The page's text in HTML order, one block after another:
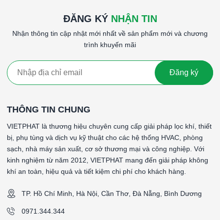
Đồng hồ đo áp suất kỹ thuật số. Có thể lựa
psig, 210.9 kg/cm², 206.9 bar, 6108″ Hg, 6921 ft
Đồng hồ đo áp suất kỹ thuật số. Có thể lựa
Từ khóa: SERIES DPG-200, SERIES DPG-200, SERIES
DPG-200, SERIES DPG-200, SERIES DPG-200, SERIES
DPG-200, SERIES DPG-200, SERIES DPG-200, SERIES
DPG-200, SERIES DPG-200, SERIES DPG-200, SERIES
DPG-200
THÔNG SỐ KỸ THUẬT:
ĐĂNG KÝ NHẬN TIN
Nhận thông tin cập nhật mới nhất về sản phẩm mới và chương
trình khuyến mãi
Đăng ký
THÔNG TIN CHUNG
VIETPHAT là thương hiệu chuyên cung cấp giải pháp lọc khí, thiết
bị, phụ tùng và dịch vụ kỹ thuật cho các hệ thống HVAC, phòng
sạch, nhà máy sản xuất, cơ sở thương mại và công nghiệp. Với
kinh nghiệm từ năm 2012, VIETPHAT mang đến giải pháp không
khí an toàn, hiệu quả và tiết kiệm chi phí cho khách hàng.
TP. Hồ Chí Minh, Hà Nội, Cần Thơ, Đà Nẵng, Bình Dương
0971.344.344